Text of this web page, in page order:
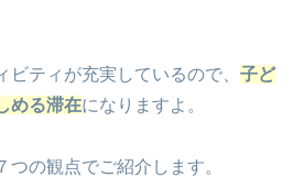
ティが充実しているので、 子ど
める滞在になりますよ。
つの観点でご紹介します。